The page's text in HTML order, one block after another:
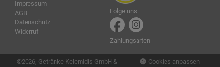
Folge uns
Zahlungsarten
Impressum
AGB
Datenschutz
Widerruf
©2026, Getränke Kelemidis GmbH & Cookies anpassen